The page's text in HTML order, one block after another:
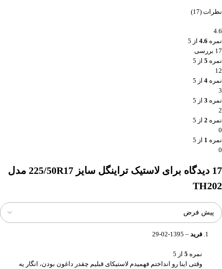
نظرات (17)
4.6
نمره 4.6 از 5
17 بررسی
نمره 5 از 5
12
نمره 4 از 5
3
نمره 3 از 5
2
نمره 2 از 5
0
نمره 1 از 5
0
17 دیدگاه برای
لاستیک تراینگل سایز 225/50R17 مدل
TH202
فرید –
1395-02-29
نمره 5 از 5
وقتی اینا رو انداختم فهمیدم لاستیکای قبلیم چقدر داغون بودن، انگار یه